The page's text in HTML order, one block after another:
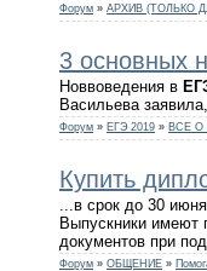
Форум » АРХИВ (ТОЛЬКО
3 основных
Новвоведения в
Васильева
Форум » ЕГЭ 2019 » ВСЕ О
Купить
...в срок до 30 июня
Выпускники имеют
документов при
Форум » ОБЩЕНИЕ »